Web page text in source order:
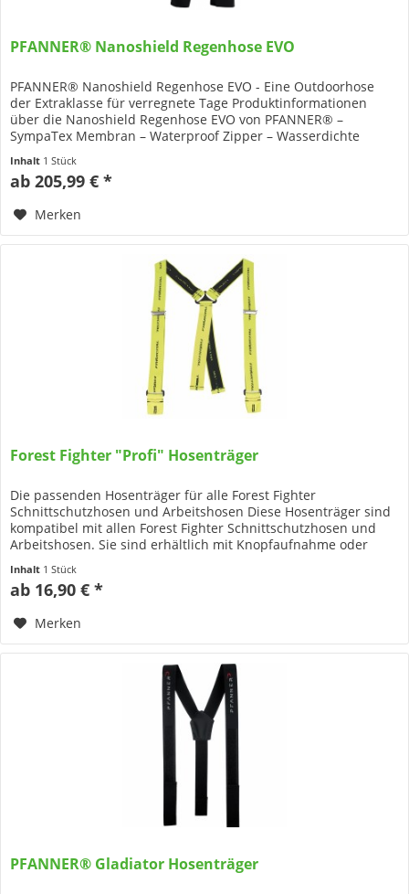
PFANNER® Nanoshield Regenhose EVO
PFANNER® Nanoshield Regenhose EVO - Eine Outdoorhose
der Extraklasse für verregnete Tage Produktinformationen
über die Nanoshield Regenhose EVO von PFANNER® –
SympaTex Membran – Waterproof Zipper – Wasserdichte
Inhalt 1 Stück
ab 205,99 € *
Merken
Forest Fighter "Profi" Hosenträger
Die passenden Hosenträger für alle Forest Fighter
Schnittschutzhosen und Arbeitshosen Diese Hosenträger sind
kompatibel mit allen Forest Fighter Schnittschutzhosen und
Arbeitshosen. Sie sind erhältlich mit Knopfaufnahme oder
Inhalt 1 Stück
ab 16,90 € *
Merken
PFANNER® Gladiator Hosenträger